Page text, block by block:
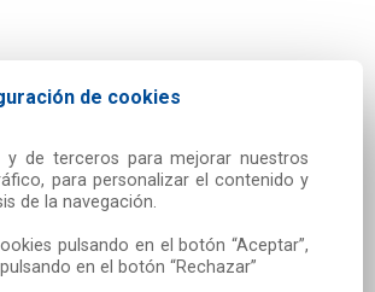
de cookies
y de terceros para mejorar nuestros
para personalizar el contenido y
de la navegación.
pulsando en el botón “Aceptar”,
en el botón “Rechazar”